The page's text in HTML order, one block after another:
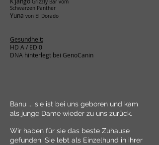
Grizzly Bär vom
Schwarzen Panther
Yuna von El Dorado
Gesundheit:
HD A / ED 0
DNA hinterlegt bei GenoCanin
Banu ... sie ist bei uns geboren und kam
als junge Dame wieder zu uns zurück.
Wir haben für sie das beste Zuhause
gefunden. Sie lebt als Einzelhund in ihrer